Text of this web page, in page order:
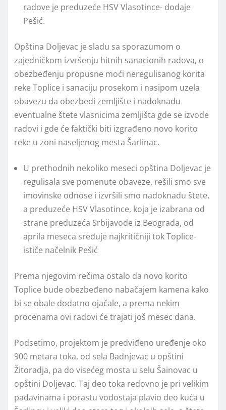
radove je preduzeće HSV Vlasotince- dodaje
Pešić.
Opština Doljevac je sladu sa sporazumom o
zajedničkom izvršenju hitnih sanacionih radova, o
obezbeđenju propusne moći neregulisanog korita
reke Toplice i sanaciju prosekom i nasipom uzela
obavezu da obezbedi zemljište i nadoknadu
eventualne štete vlasnicima zemljišta gde se izvode
radovi i gde će faktički biti izgrađeno novo korito
reke u zoni naseljenog mesta Šarlinac.
U prethodnih nekoliko meseci opština Doljevac je
regulisala sve pomenute obaveze, rešili smo sve
imovinske odnose i izvršili smo nadoknadu štete,
a preduzeće HSV Vlasotince, koja je izabrana od
strane preduzeća Srbijavode iz Beograda, od
aprila meseca sređuje najkritičniji tok Toplice-
ističe načelnik Pešić
Prema njegovim rečima ostalo da novo korito
Toplice bude obezbeđeno nabačajem kamena kako
bi se obale dodatno ojačale, a prema nekim
procenama ovi radovi će trajati još mesec dana.
Podsetimo, projektom je predviđeno uređenje oko
900 metara toka, od sela Badnjevac u opštini
Žitoradja, pa do visećeg mosta u selu Šainovac u
opštini Doljevac. Taj deo toka redovno je pri velikim
padavinama i porastu vodostaja plavio deo kuća u